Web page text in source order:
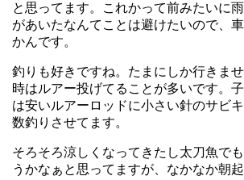
と思ってます。これかって前みたいに
があいたなんてことは避けたいので、
かんです。
釣りも好きですね。たまにしか行きま
時はルアー投げてることが多いです。
は安いルアーロッドに小さい針のサビ
数釣りさせてます。
そろそろ涼しくなってきたし太刀魚で
うかなぁと思ってますが、なかなか朝